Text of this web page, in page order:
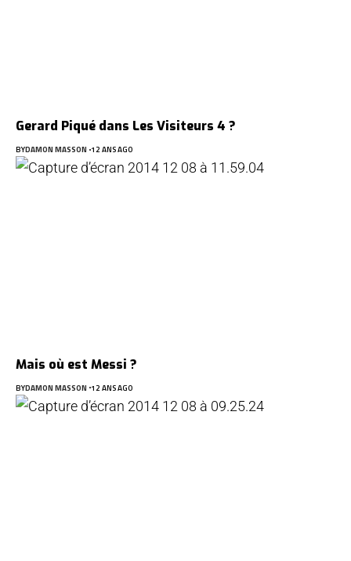
Gerard Piqué dans Les Visiteurs 4 ?
BYDAMON MASSON 12 ANS AGO
Mais où est Messi ?
BYDAMON MASSON 12 ANS AGO